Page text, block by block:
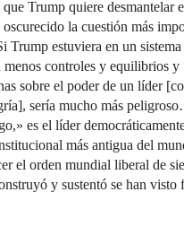
Trump quiere desmantelar
la cuestión más
Trump estuviera en un
menos controles y equilibrios y
sobre el poder de un líder
sería mucho más
es el líder
más antigua del
el orden mundial liberal de
y sustentó se han visto